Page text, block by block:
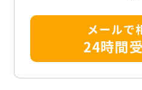
メールで
24時間